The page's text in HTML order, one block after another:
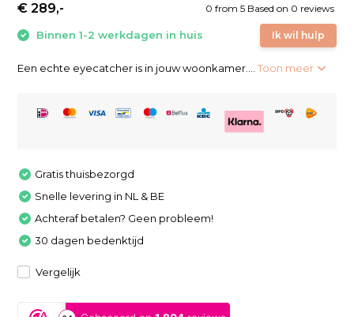
0 from 5 Based on 0 reviews
Ik wil hulp
€ 289,-
Binnen 1-2 werkdagen in huis
Een echte eyecatcher is in jouw woonkamer....Toon meer
Gratis thuisbezorgd
Snelle levering in NL & BE
Achteraf betalen? Geen probleem!
30 dagen bedenktijd
Vergelijk